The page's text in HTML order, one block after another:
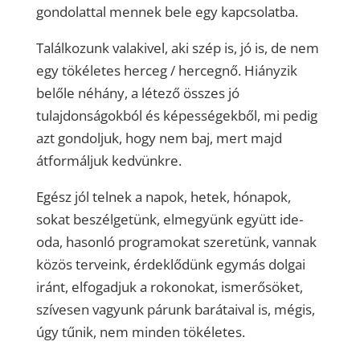
gondolattal mennek bele egy kapcsolatba.
Találkozunk valakivel, aki szép is, jó is, de nem
egy tökéletes herceg / hercegnő. Hiányzik
belőle néhány, a létező összes jó
tulajdonságokból és képességekből, mi pedig
azt gondoljuk, hogy nem baj, mert majd
átformáljuk kedvünkre.
Egész jól telnek a napok, hetek, hónapok,
sokat beszélgetünk, elmegyünk együtt ide-
oda, hasonló programokat szeretünk, vannak
közös terveink, érdeklődünk egymás dolgai
iránt, elfogadjuk a rokonokat, ismerősöket,
szívesen vagyunk párunk barátaival is, mégis,
úgy tűnik, nem minden tökéletes.